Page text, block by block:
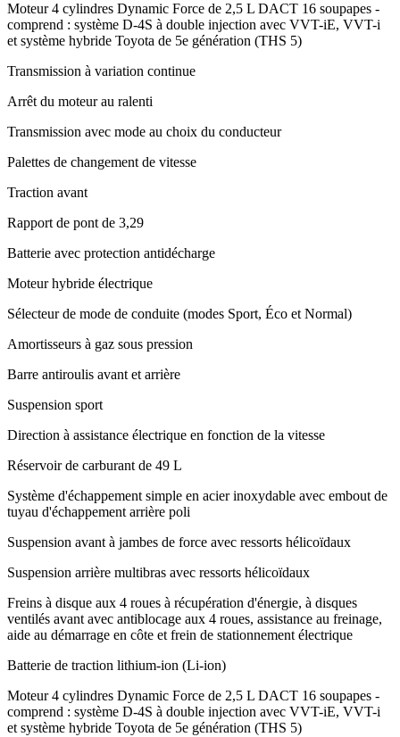
Moteur 4 cylindres Dynamic Force de 2,5 L DACT 16 soupapes -
comprend : système D-4S à double injection avec VVT-iE, VVT-i
et système hybride Toyota de 5e génération (THS 5)
Transmission à variation continue
Arrêt du moteur au ralenti
Transmission avec mode au choix du conducteur
Palettes de changement de vitesse
Traction avant
Rapport de pont de 3,29
Batterie avec protection antidécharge
Moteur hybride électrique
Sélecteur de mode de conduite (modes Sport, Éco et Normal)
Amortisseurs à gaz sous pression
Barre antiroulis avant et arrière
Suspension sport
Direction à assistance électrique en fonction de la vitesse
Réservoir de carburant de 49 L
Système d'échappement simple en acier inoxydable avec embout de
tuyau d'échappement arrière poli
Suspension avant à jambes de force avec ressorts hélicoïdaux
Suspension arrière multibras avec ressorts hélicoïdaux
Freins à disque aux 4 roues à récupération d'énergie, à disques
ventilés avant avec antiblocage aux 4 roues, assistance au freinage,
aide au démarrage en côte et frein de stationnement électrique
Batterie de traction lithium-ion (Li-ion)
Moteur 4 cylindres Dynamic Force de 2,5 L DACT 16 soupapes -
comprend : système D-4S à double injection avec VVT-iE, VVT-i
et système hybride Toyota de 5e génération (THS 5)